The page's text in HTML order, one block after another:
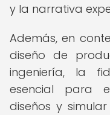
y la narrativa
Además, en
diseño de
ingeniería, la
esencial para
diseños y